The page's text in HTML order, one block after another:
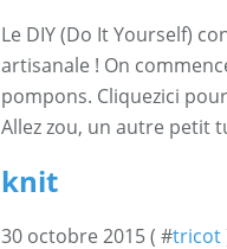
Le DIY (Do It Yourself)
artisanale ! On
pompons. Cliquezici
Allez zou, un autre petit
knit
30 octobre 2015 ( #tricot